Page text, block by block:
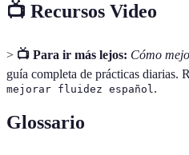
📺 Recursos Video
> 📺 Para ir más lejos: Cómo
guía completa de prácticas diarias.
mejorar fluidez español.
Glossario